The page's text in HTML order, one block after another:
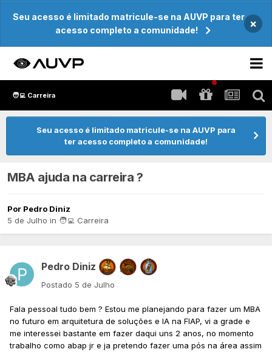
Seu acesso é limitado matricule-se na AUVP para ter
acesso completo a comunidade!
×
🧑‍💻 Carreira
Seu acesso é limitado matricule-se na AUVP para
ter acesso completo a comunidade!
MBA ajuda na carreira ?
Por Pedro Diniz
5 de Julho in 🧑‍💻 Carreira
Pedro Diniz
Postado 5 de Julho
Fala pessoal tudo bem ? Estou me planejando para fazer um MBA
no futuro em arquitetura de soluções e IA na FIAP, vi a grade e
me interessei bastante em fazer daqui uns 2 anos, no momento
trabalho como abap jr e ja pretendo fazer uma pós na área assim